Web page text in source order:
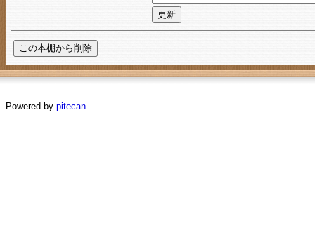
Powered by pitecan